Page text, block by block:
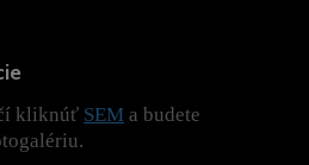
kliknúť SEM a budete